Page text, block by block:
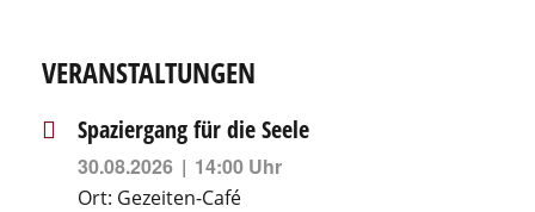
VERANSTALTUNGEN
Spaziergang für die Seele
30.08.2026 14:00 Uhr
Ort: Gezeiten-Café